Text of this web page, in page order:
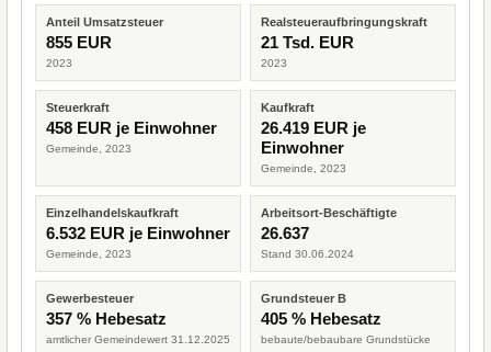
Anteil Umsatzsteuer
855 EUR
2023
Realsteueraufbringungskraft
21 Tsd. EUR
2023
Steuerkraft
458 EUR je Einwohner
Gemeinde, 2023
Kaufkraft
26.419 EUR je
Einwohner
Gemeinde, 2023
Einzelhandelskaufkraft
6.532 EUR je Einwohner
Gemeinde, 2023
Arbeitsort-Beschäftigte
26.637
Stand 30.06.2024
Gewerbesteuer
357 % Hebesatz
amtlicher Gemeindewert 31.12.2025
Grundsteuer B
405 % Hebesatz
bebaute/bebaubare Grundstücke